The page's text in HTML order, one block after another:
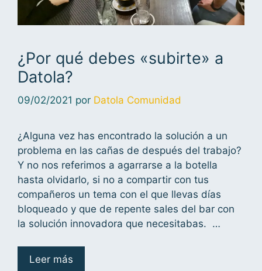
¿Por qué debes «subirte» a
Datola?
09/02/2021 por Datola Comunidad
¿Alguna vez has encontrado la solución a un
problema en las cañas de después del trabajo?
Y no nos referimos a agarrarse a la botella
hasta olvidarlo, si no a compartir con tus
compañeros un tema con el que llevas días
bloqueado y que de repente sales del bar con
la solución innovadora que necesitabas. …
Leer más